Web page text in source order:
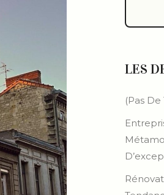
LES
(pas De